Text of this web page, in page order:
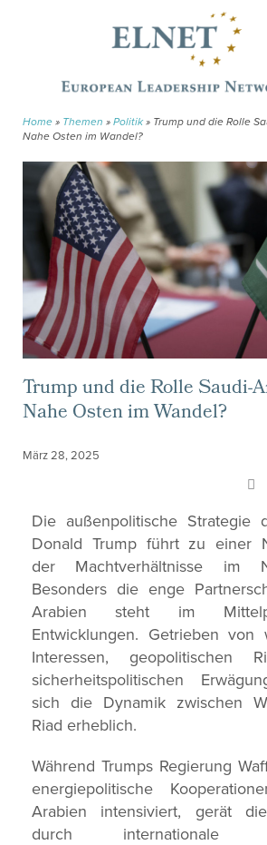
Home » Themen » Politik» Trump und die Rolle
Nahe Osten im Wandel?
Trump und die Rolle Saudi-
Nahe Osten im Wandel?
März 28, 2025
Die außenpolitische Strategie
Donald Trump führt zu einer
der Machtverhältnisse im
Besonders die enge
Arabien steht im
Entwicklungen. Getrieben von
Interessen, geopolitischen
sicherheitspolitischen
sich die Dynamik zwischen
Riad erheblich.
Während Trumps Regierung
energiepolitische
Arabien intensiviert, gerät
durch